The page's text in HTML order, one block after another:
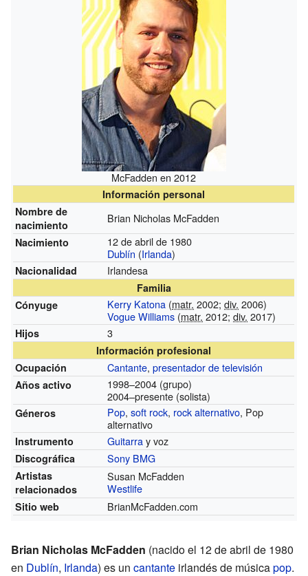
McFadden en 2012
Información personal
Nombre de
nacimiento
Brian Nicholas McFadden
Nacimiento
12 de abril de 1980
Dublín (Irlanda)
Nacionalidad Irlandesa
Familia
Cónyuge
Kerry Katona (matr. 2002;div. 2006)
Vogue Williams (matr. 2012;div. 2017)
Hijos 3
Información profesional
Ocupación
Cantante,presentador de televisión
Años activo 1998–2004 (grupo)
2004–presente (solista)
Géneros Pop,soft rock, rock alternativo, Pop
alternativo
Instrumento Guitarray voz
Discográfica Sony BMG
Artistas
relacionados
Susan McFadden
Westlife
Sitio web BrianMcFadden.com
Brian Nicholas McFadden (nacido el 12 de abril de 1980
en Dublín, Irlanda) es un cantante irlandés de músicapop.